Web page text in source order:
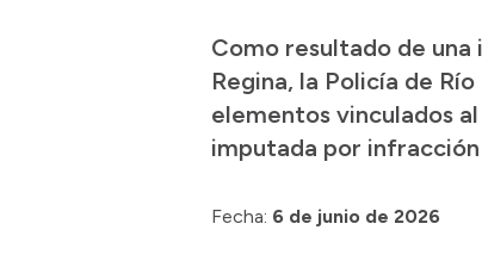
Como resultado de una
Regina, la Policía de
elementos vinculados
imputada por
Fecha: 6 de junio de 2026